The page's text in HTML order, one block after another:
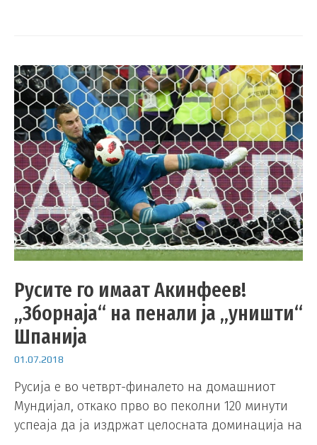
Русите го имаат Акинфеев!
„Зборнаја“ на пенали ја „уништи“
Шпанија
01.07.2018
Русија е во четврт-финалето на домашниот
Мундијал, откако прво во пеколни 120 минути
успеаја да ја издржат целосната доминација на